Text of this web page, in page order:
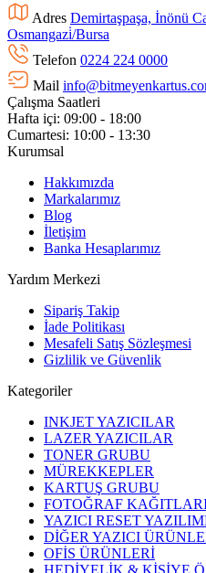
Adres Demirtaşpaşa, İnönü
Osmangazi̇/Bursa
Telefon 0224 224 0000
Mail
Çalışma Saatleri
Hafta içi: 09:00 - 18:00
Cumartesi: 10:00 - 13:30
Kurumsal
Hakkımızda
Markalarımız
Blog
İletişim
Banka Hesaplarımız
Yardım Merkezi
Sipariş Takip
İade Politikası
Mesafeli Satış Sözleşmesi
Gizlilik ve Güvenlik
Kategoriler
INKJET YAZICILAR
LAZER YAZICILAR
TONER GRUBU
MÜREKKEPLER
KARTUŞ GRUBU
FOTOĞRAF
YAZICI RESET
DİĞER YAZICI
OFİS ÜRÜNLERİ